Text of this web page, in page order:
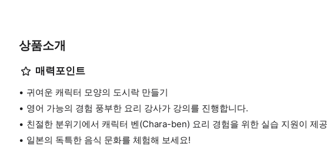
상품소개
매력포인트
귀여운 캐릭터 모양의 도시락 만들기
영어 가능의 경험 풍부한 요리 강사가 강의를 진행합니다.
친절한 분위기에서 캐릭터 벤(Chara-ben) 요리 경험을 위한 실습 지원이 제
일본의 독특한 음식 문화를 체험해 보세요!